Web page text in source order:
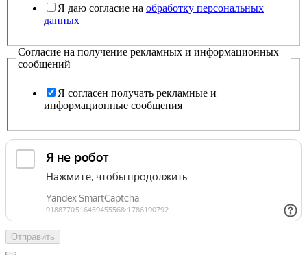
Я даю согласие на обработку персональных
данных
Согласие на получение рекламных и информационных
сообщений
Я согласен получать рекламные и
информационные сообщения
Отправить